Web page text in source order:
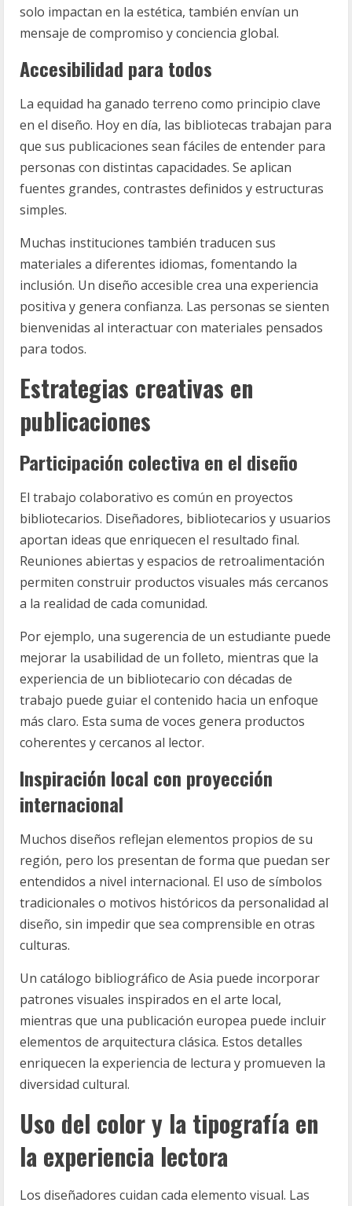
solo impactan en la estética, también envían un
mensaje de compromiso y conciencia global.
Accesibilidad para todos
La equidad ha ganado terreno como principio clave
en el diseño. Hoy en día, las bibliotecas trabajan para
que sus publicaciones sean fáciles de entender para
personas con distintas capacidades. Se aplican
fuentes grandes, contrastes definidos y estructuras
simples.
Muchas instituciones también traducen sus
materiales a diferentes idiomas, fomentando la
inclusión. Un diseño accesible crea una experiencia
positiva y genera confianza. Las personas se sienten
bienvenidas al interactuar con materiales pensados
para todos.
Estrategias creativas en
publicaciones
Participación colectiva en el diseño
El trabajo colaborativo es común en proyectos
bibliotecarios. Diseñadores, bibliotecarios y usuarios
aportan ideas que enriquecen el resultado final.
Reuniones abiertas y espacios de retroalimentación
permiten construir productos visuales más cercanos
a la realidad de cada comunidad.
Por ejemplo, una sugerencia de un estudiante puede
mejorar la usabilidad de un folleto, mientras que la
experiencia de un bibliotecario con décadas de
trabajo puede guiar el contenido hacia un enfoque
más claro. Esta suma de voces genera productos
coherentes y cercanos al lector.
Inspiración local con proyección
internacional
Muchos diseños reflejan elementos propios de su
región, pero los presentan de forma que puedan ser
entendidos a nivel internacional. El uso de símbolos
tradicionales o motivos históricos da personalidad al
diseño, sin impedir que sea comprensible en otras
culturas.
Un catálogo bibliográfico de Asia puede incorporar
patrones visuales inspirados en el arte local,
mientras que una publicación europea puede incluir
elementos de arquitectura clásica. Estos detalles
enriquecen la experiencia de lectura y promueven la
diversidad cultural.
Uso del color y la tipografía en
la experiencia lectora
Los diseñadores cuidan cada elemento visual. Las